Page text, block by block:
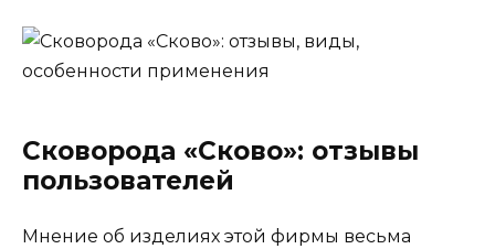
Сковорода «Сково»: отзывы
пользователей
Мнение об изделиях этой фирмы весьма